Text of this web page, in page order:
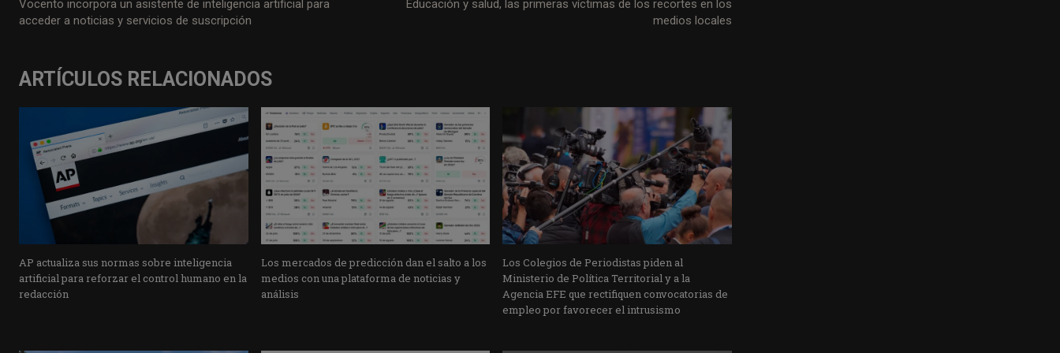
Vocento incorpora un asistente de inteligencia artificial para
acceder a noticias y servicios de suscripción
Educación y salud, las primeras víctimas de los recortes en los
medios locales
ARTÍCULOS RELACIONADOS
AP actualiza sus normas sobre inteligencia
artificial para reforzar el control humano en la
redacción
Los mercados de predicción dan el salto a los
medios con una plataforma de noticias y
análisis
Los Colegios de Periodistas piden al
Ministerio de Política Territorial y a la
Agencia EFE que rectifiquen convocatorias de
empleo por favorecer el intrusismo